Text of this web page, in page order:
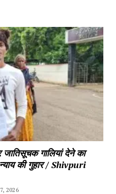
गालियां देने का
की गुहार / Shivpuri
2026